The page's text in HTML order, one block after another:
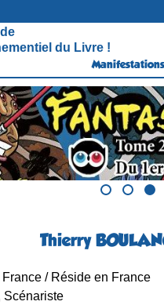
du Livre !
Manifestations
Thierry
/ Réside en France
Scénariste